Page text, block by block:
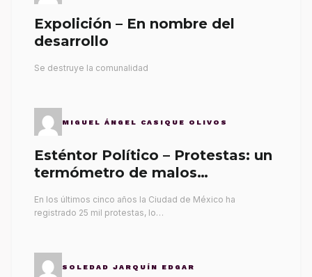
Expolición – En nombre del
desarrollo
Se destruye la comunalidad
MIGUEL ÁNGEL CASIQUE OLIVOS
Esténtor Político – Protestas: un
termómetro de malos
En los últimos cinco años la Ciudad de México ha
registrado 25 mil protestas, lo…
SOLEDAD JARQUÍN EDGAR